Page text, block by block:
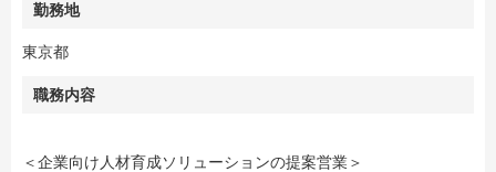
勤務地
東京都
職務内容
＜企業向け人材育成ソリューションの提案営業＞